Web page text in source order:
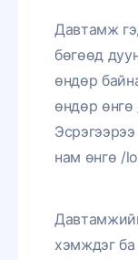
Давтамж
бөгөөд
өндөр
өндөр өнгө
нам өнгө /
хэмждэг